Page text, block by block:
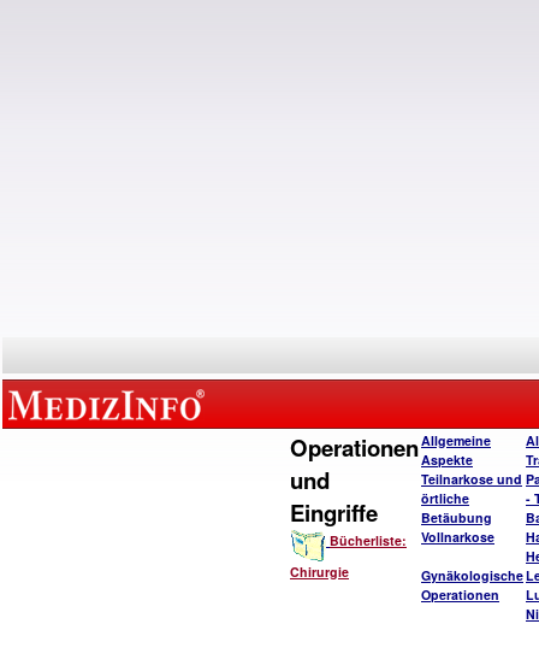
Operationen
und
Eingriffe
Bücherliste:
Chirurgie
Allgemeine
Aspekte
Teilnarkose und
örtliche
Betäubung
Vollnarkose
Gynäkologische
Operationen
-